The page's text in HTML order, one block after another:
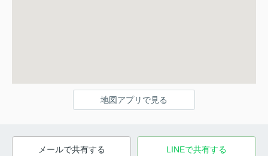
地図アプリで見る
メールで共有する LINEで共有する